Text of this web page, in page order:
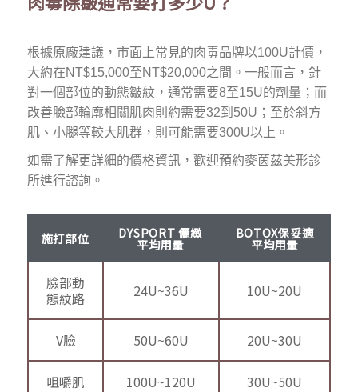
根據原廠建議，市面上常見的肉毒品牌以100U計價，
大約在NT$15,000至NT$20,000之間。一般而言，針
對一個部位的動態皺紋，通常需要8至15U的劑量；而
改善臉部輪廓相關肌肉則約需要32到50U；至於斜方
肌、小腿等較大肌群，則可能需要300U以上。
如需了解更詳細的價格資訊，歡迎預約麥茵茲美形診
所進行諮詢。
施打部位 DYSPORT 儷緻
平均用量
BOTOX保妥適
平均用量
臉部動
態紋路
24U~36U 10U~20U
V臉 50U~60U 20U~30U
咀嚼肌 100U~120U 30U~50U